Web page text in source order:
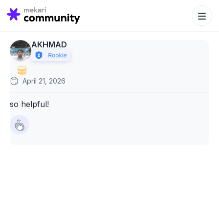
Search
for:
Search
AKHMAD
April 21, 2026
so helpful!